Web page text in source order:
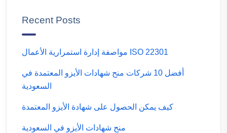
Recent Posts
مواصفة إدارة استمرارية الأعمال ISO 22301
أفضل 10 شركات منح شهادات الأيزو المعتمدة في
السعودية
كيف يمكن الحصول على شهادة الأيزو المعتمدة
منح شهادات الأيزو في السعودية